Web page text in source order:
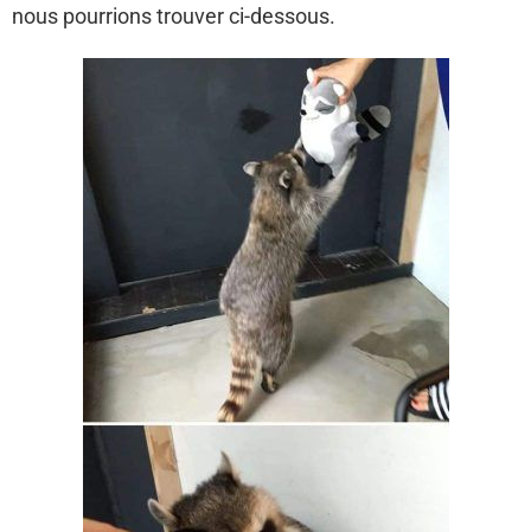
nous pourrions trouver ci-dessous.